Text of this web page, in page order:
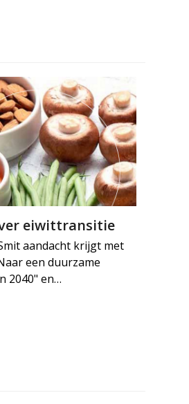
eiwittransitie
aandacht krijgt met
een duurzame
2040" en…